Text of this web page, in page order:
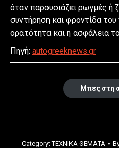
όταν παρουσιάζει ρωγμές ή
συντήρηση και φροντίδα
ορατότητα και η ασφάλεια
Πηγή: autogreeknews.gr
Μπες στη
Category:ΤΕΧΝΙΚΑ ΘΕΜΑΤΑ